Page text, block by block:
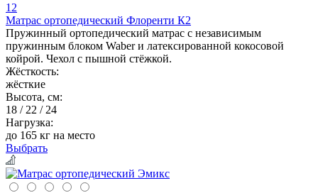
12
Матрас ортопедический Флоренти К2
Пружинный ортопедический матрас с независимым
пружинным блоком Waber и латексированной кокосовой
койрой. Чехол с пышной стёжкой.
Жёсткость:
жёсткие
Высота, см:
18 / 22 / 24
Нагрузка:
до 165 кг на место
Выбрать